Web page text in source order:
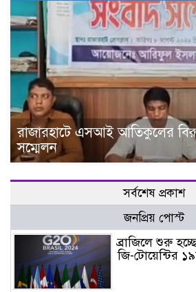
রাজারহাটে এসআই আতিকুলের
সম্মেলন
সর্বশেষ প্রকাশ
জনপ্রিয় পোস্ট
ব্রাজিলে শুরু
জি-টোয়েন্টির